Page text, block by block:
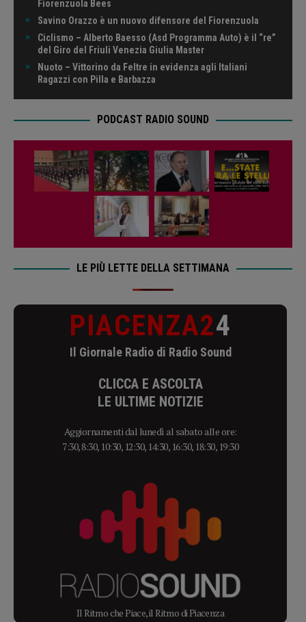
Fiorenzuola Bees
Savino Orazzo è un nuovo difensore del Fiorenzuola
Ciclismo – Alberto Baesso (Asd Programma Auto) è il “re”
del Giro del Friuli Venezia Giulia Master
Nuoto – Vittorino da Feltre in evidenza agli Italiani
Ragazzi con Pilla e Barbazza
PODCAST RADIO SOUND
LE PIÙ LETTE DELLA SETTIMANA
PIACENZA24
Il Giornale Radio di Radio Sound
CLICCA E ASCOLTA
LE ULTIME NOTIZIE
Aggiornamenti dal lunedì al sabato alle ore:
7:30, 8:30, 10:30, 12:30, 14:30, 16:30, 18:30, 19:30
Il Ritmo che Piace, il Ritmo di Piacenza